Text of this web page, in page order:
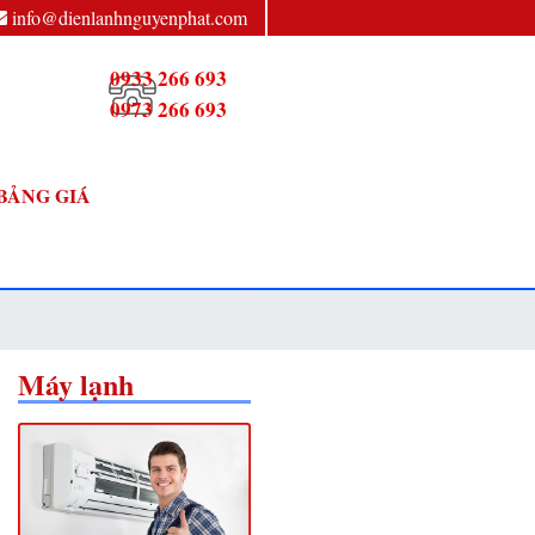
info@dienlanhnguyenphat.com
0933 266 693
0973 266 693
GIÁ
Máy lạnh